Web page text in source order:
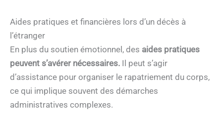
Aides pratiques et financières lors d’un décès à
l’étranger
En plus du soutien émotionnel, des aides pratiques
peuvent s’avérer nécessaires. Il peut s’agir
d’assistance pour organiser le rapatriement du corps,
ce qui implique souvent des démarches
administratives complexes.